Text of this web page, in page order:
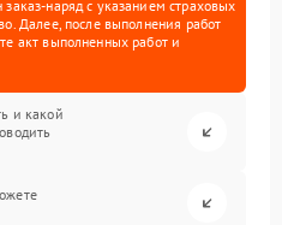
наряд с указанием страховых
Далее, после выполнения работ
акт выполненных работ и
и какой